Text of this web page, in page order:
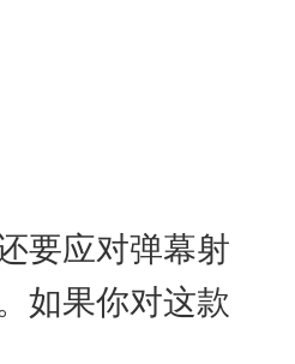
要应对弹幕射
如果你对这款